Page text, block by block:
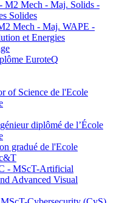
M2 Mech - Maj. Solids -
Solides
Mech - Maj. WAPE -
et Energies
EuroteQ
of Science de l'Ecole
diplômé de l’École
gradué de l'Ecole
- MScT-Artificial
Advanced Visual